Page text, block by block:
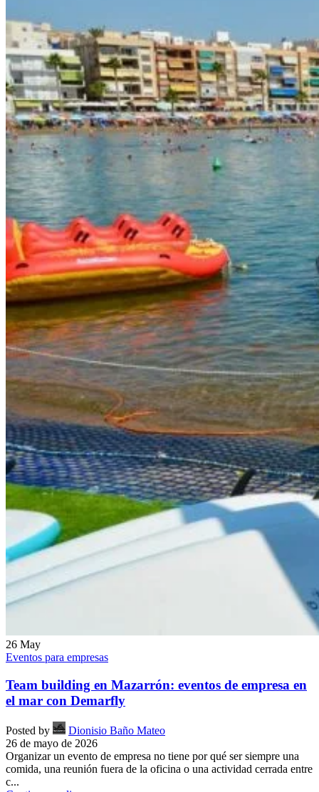
26 May
Eventos para empresas
Team building en Mazarrón: eventos de empresa en
el mar con Demarfly
Posted by
Dionisio Baño Mateo
26 de mayo de 2026
Organizar un evento de empresa no tiene por qué ser siempre una
comida, una reunión fuera de la oficina o una actividad cerrada entre
c...